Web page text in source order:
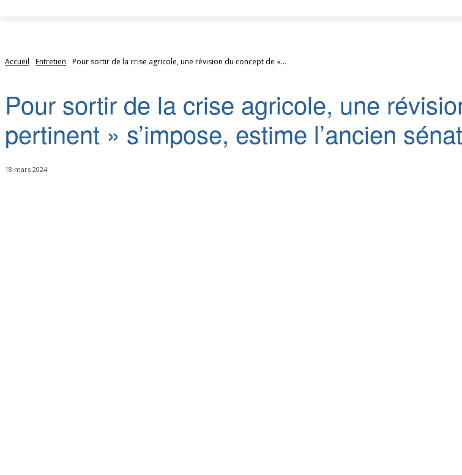
Accueil Entretien Pour sortir de la crise agricole, une révision du concept de «...
Pour sortir de la crise agricole, une
pertinent » s’impose, estime l’ancien
18 mars 2024